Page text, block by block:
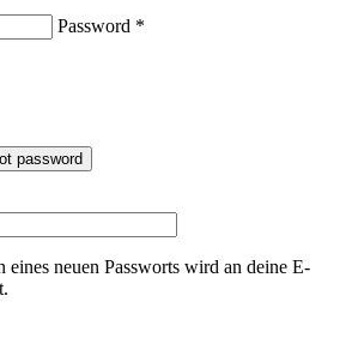
Password *
password
neuen Passworts wird an deine E-